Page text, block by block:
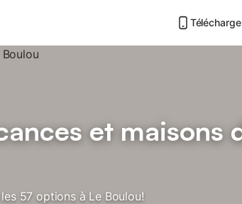
et maisons
57 options à Le Boulou!